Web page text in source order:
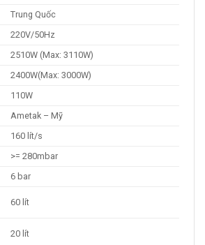
Trung Quốc
220V/50Hz
2510W (Max: 3110W)
2400W(Max: 3000W)
110W
Ametak – Mỹ
160 lít/s
>= 280mbar
6 bar
60 lít
20 lít